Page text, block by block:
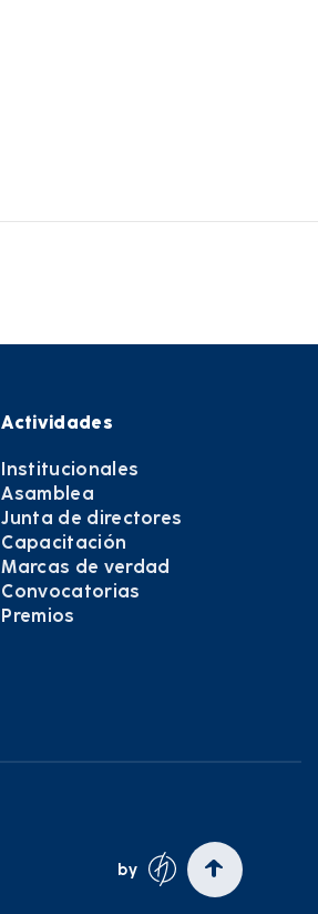
Actividades
Institucionales
Asamblea
Junta de directores
Capacitación
Marcas de verdad
Convocatorias
Premios
by